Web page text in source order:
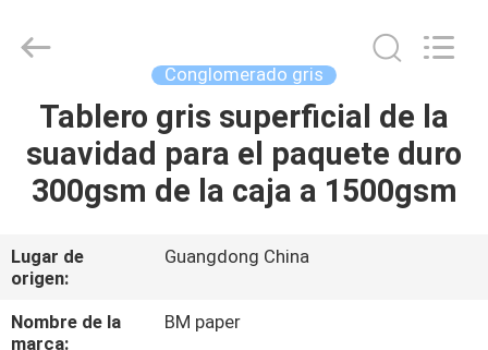
CASA
SOBRE
NOSOTROS
BMPAPER
CO.,LTD.
Reserved.
Conglomerado gris
Tablero gris superficial de la
suavidad para el paquete duro
300gsm de la caja a 1500gsm
Lugar de
origen:
Guangdong China
Nombre de la
marca:
BM paper